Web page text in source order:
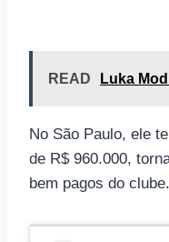
READ Luka
No São Paulo, ele
de R$ 960.000,
bem pagos do clube.